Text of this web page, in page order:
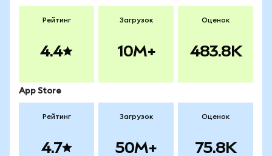
Рейтинг
4.4
Загрузок
10M+
Оценок
483.8K
App Store
Рейтинг
4.7
Загрузок
50M+
Оценок
75.8K